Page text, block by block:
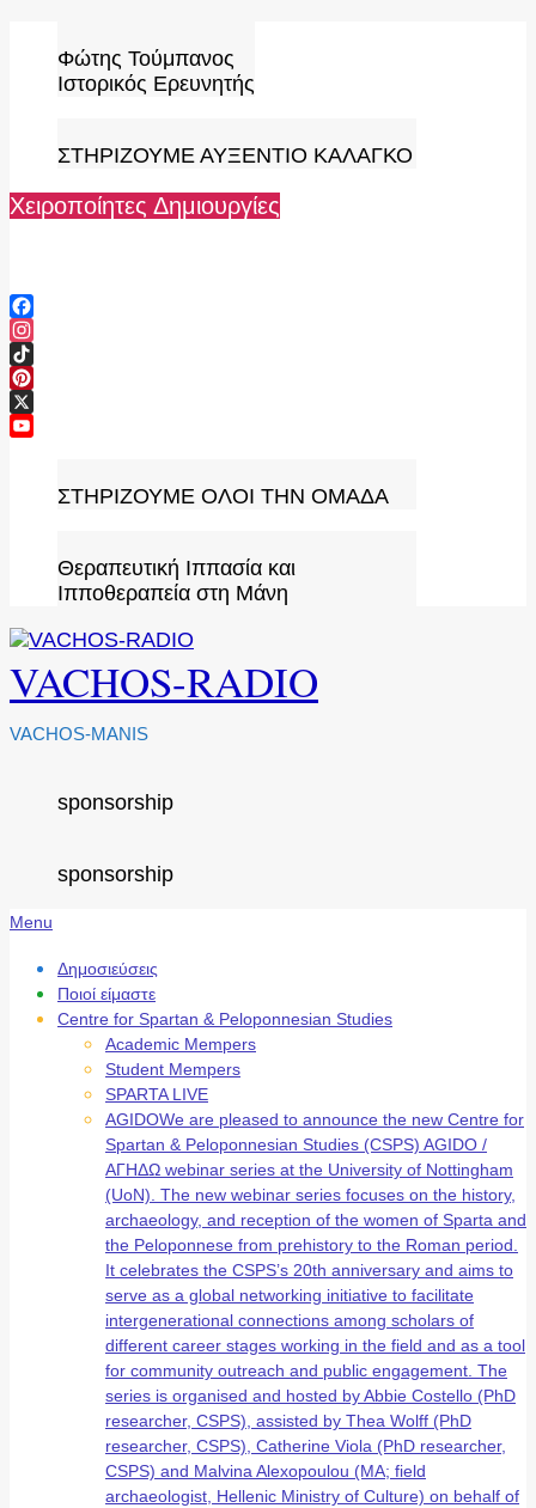
content
Φώτης Τούμπανος
Ιστορικός Ερευνητής
ΣΤΗΡΙΖΟΥΜΕ ΑΥΞΕΝΤΙΟ ΚΑΛΑΓΚΟ
Χειροποίητες Δημιουργίες
Facebook
Instagram
TikTok
Pinterest
X
ΣΤΗΡΙΖΟΥΜΕ ΟΛΟΙ ΤΗΝ ΟΜΑΔΑ
Θεραπευτική Ιππασία και
Ιπποθεραπεία στη Μάνη
VACHOS-RADIO
VACHOS-MANIS
sponsorship
sponsorship
Secondary
Menu
Menu
Δημοσιεύσεις
Ποιοί είμαστε
Centre for Spartan & Peloponnesian Studies
Academic Mempers
Student Mempers
SPARTA LIVE
AGIDOWe are pleased to announce the new Centre for
Spartan & Peloponnesian Studies (CSPS) AGIDO /
ΑΓΗΔΩ webinar series at the University of Nottingham
(UoN). The new webinar series focuses on the history,
archaeology, and reception of the women of Sparta and
the Peloponnese from prehistory to the Roman period.
It celebrates the CSPS’s 20th anniversary and aims to
serve as a global networking initiative to facilitate
intergenerational connections among scholars of
different career stages working in the field and as a tool
for community outreach and public engagement. The
series is organised and hosted by Abbie Costello (PhD
researcher, CSPS), assisted by Thea Wolff (PhD
researcher, CSPS), Catherine Viola (PhD researcher,
CSPS) and Malvina Alexopoulou (MA; field
archaeologist, Hellenic Ministry of Culture) on behalf of